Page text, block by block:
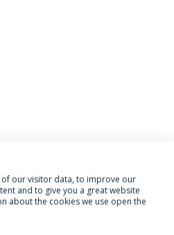
of our visitor data, to improve our
and to give you a great website
about the cookies we use open the